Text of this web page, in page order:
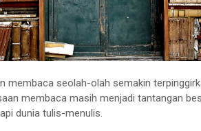
membaca seolah-olah semakin
membaca masih menjadi tantangan
dunia tulis-menulis.